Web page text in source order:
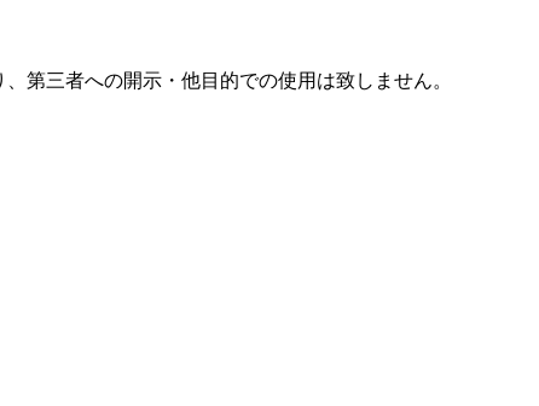
第三者への開示・他目的での使用は致しません。